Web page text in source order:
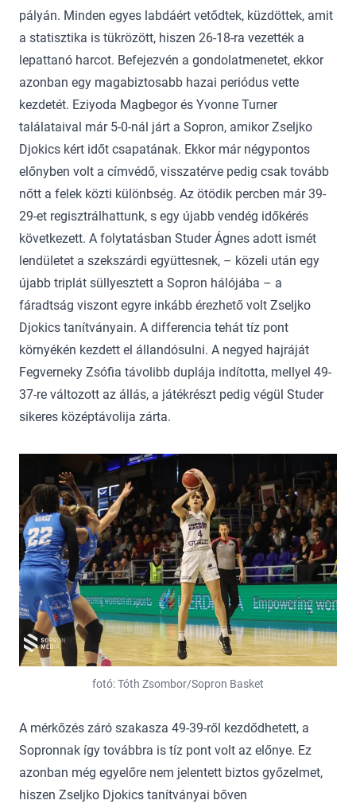
pályán. Minden egyes labdáért vetődtek, küzdöttek, amit
a statisztika is tükrözött, hiszen 26-18-ra vezették a
lepattanó harcot. Befejezvén a gondolatmenetet, ekkor
azonban egy magabiztosabb hazai periódus vette
kezdetét. Eziyoda Magbegor és Yvonne Turner
találataival már 5-0-nál járt a Sopron, amikor Zseljko
Djokics kért időt csapatának. Ekkor már négypontos
előnyben volt a címvédő, visszatérve pedig csak tovább
nőtt a felek közti különbség. Az ötödik percben már 39-
29-et regisztrálhattunk, s egy újabb vendég időkérés
következett. A folytatásban Studer Ágnes adott ismét
lendületet a szekszárdi együttesnek, – közeli után egy
újabb triplát süllyesztett a Sopron hálójába – a
fáradtság viszont egyre inkább érezhető volt Zseljko
Djokics tanítványain. A differencia tehát tíz pont
környékén kezdett el állandósulni. A negyed hajráját
Fegverneky Zsófia távolibb duplája indította, mellyel 49-
37-re változott az állás, a játékrészt pedig végül Studer
sikeres középtávolija zárta.
fotó: Tóth Zsombor/Sopron Basket
A mérkőzés záró szakasza 49-39-ről kezdődhetett, a
Sopronnak így továbbra is tíz pont volt az előnye. Ez
azonban még egyelőre nem jelentett biztos győzelmet,
hiszen Zseljko Djokics tanítványai bőven